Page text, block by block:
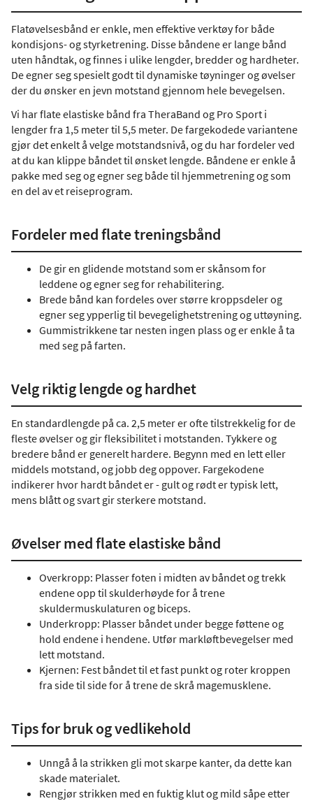
Flatøvelsesbånd er enkle, men effektive verktøy for både
kondisjons- og styrketrening. Disse båndene er lange bånd
uten håndtak, og finnes i ulike lengder, bredder og hardheter.
De egner seg spesielt godt til dynamiske tøyninger og øvelser
der du ønsker en jevn motstand gjennom hele bevegelsen.
Vi har flate elastiske bånd fra TheraBand og Pro Sport i
lengder fra 1,5 meter til 5,5 meter. De fargekodede variantene
gjør det enkelt å velge motstandsnivå, og du har fordeler ved
at du kan klippe båndet til ønsket lengde. Båndene er enkle å
pakke med seg og egner seg både til hjemmetrening og som
en del av et reiseprogram.
Fordeler med flate treningsbånd
De gir en glidende motstand som er skånsom for
leddene og egner seg for rehabilitering.
Brede bånd kan fordeles over større kroppsdeler og
egner seg ypperlig til bevegelighetstrening og uttøyning.
Gummistrikkene tar nesten ingen plass og er enkle å ta
med seg på farten.
Velg riktig lengde og hardhet
En standardlengde på ca. 2,5 meter er ofte tilstrekkelig for de
fleste øvelser og gir fleksibilitet i motstanden. Tykkere og
bredere bånd er generelt hardere. Begynn med en lett eller
middels motstand, og jobb deg oppover. Fargekodene
indikerer hvor hardt båndet er - gult og rødt er typisk lett,
mens blått og svart gir sterkere motstand.
Øvelser med flate elastiske bånd
Overkropp: Plasser foten i midten av båndet og trekk
endene opp til skulderhøyde for å trene
skuldermuskulaturen og biceps.
Underkropp: Plasser båndet under begge føttene og
hold endene i hendene. Utfør markløftbevegelser med
lett motstand.
Kjernen: Fest båndet til et fast punkt og roter kroppen
fra side til side for å trene de skrå magemusklene.
Tips for bruk og vedlikehold
Unngå å la strikken gli mot skarpe kanter, da dette kan
skade materialet.
Rengjør strikken med en fuktig klut og mild såpe etter